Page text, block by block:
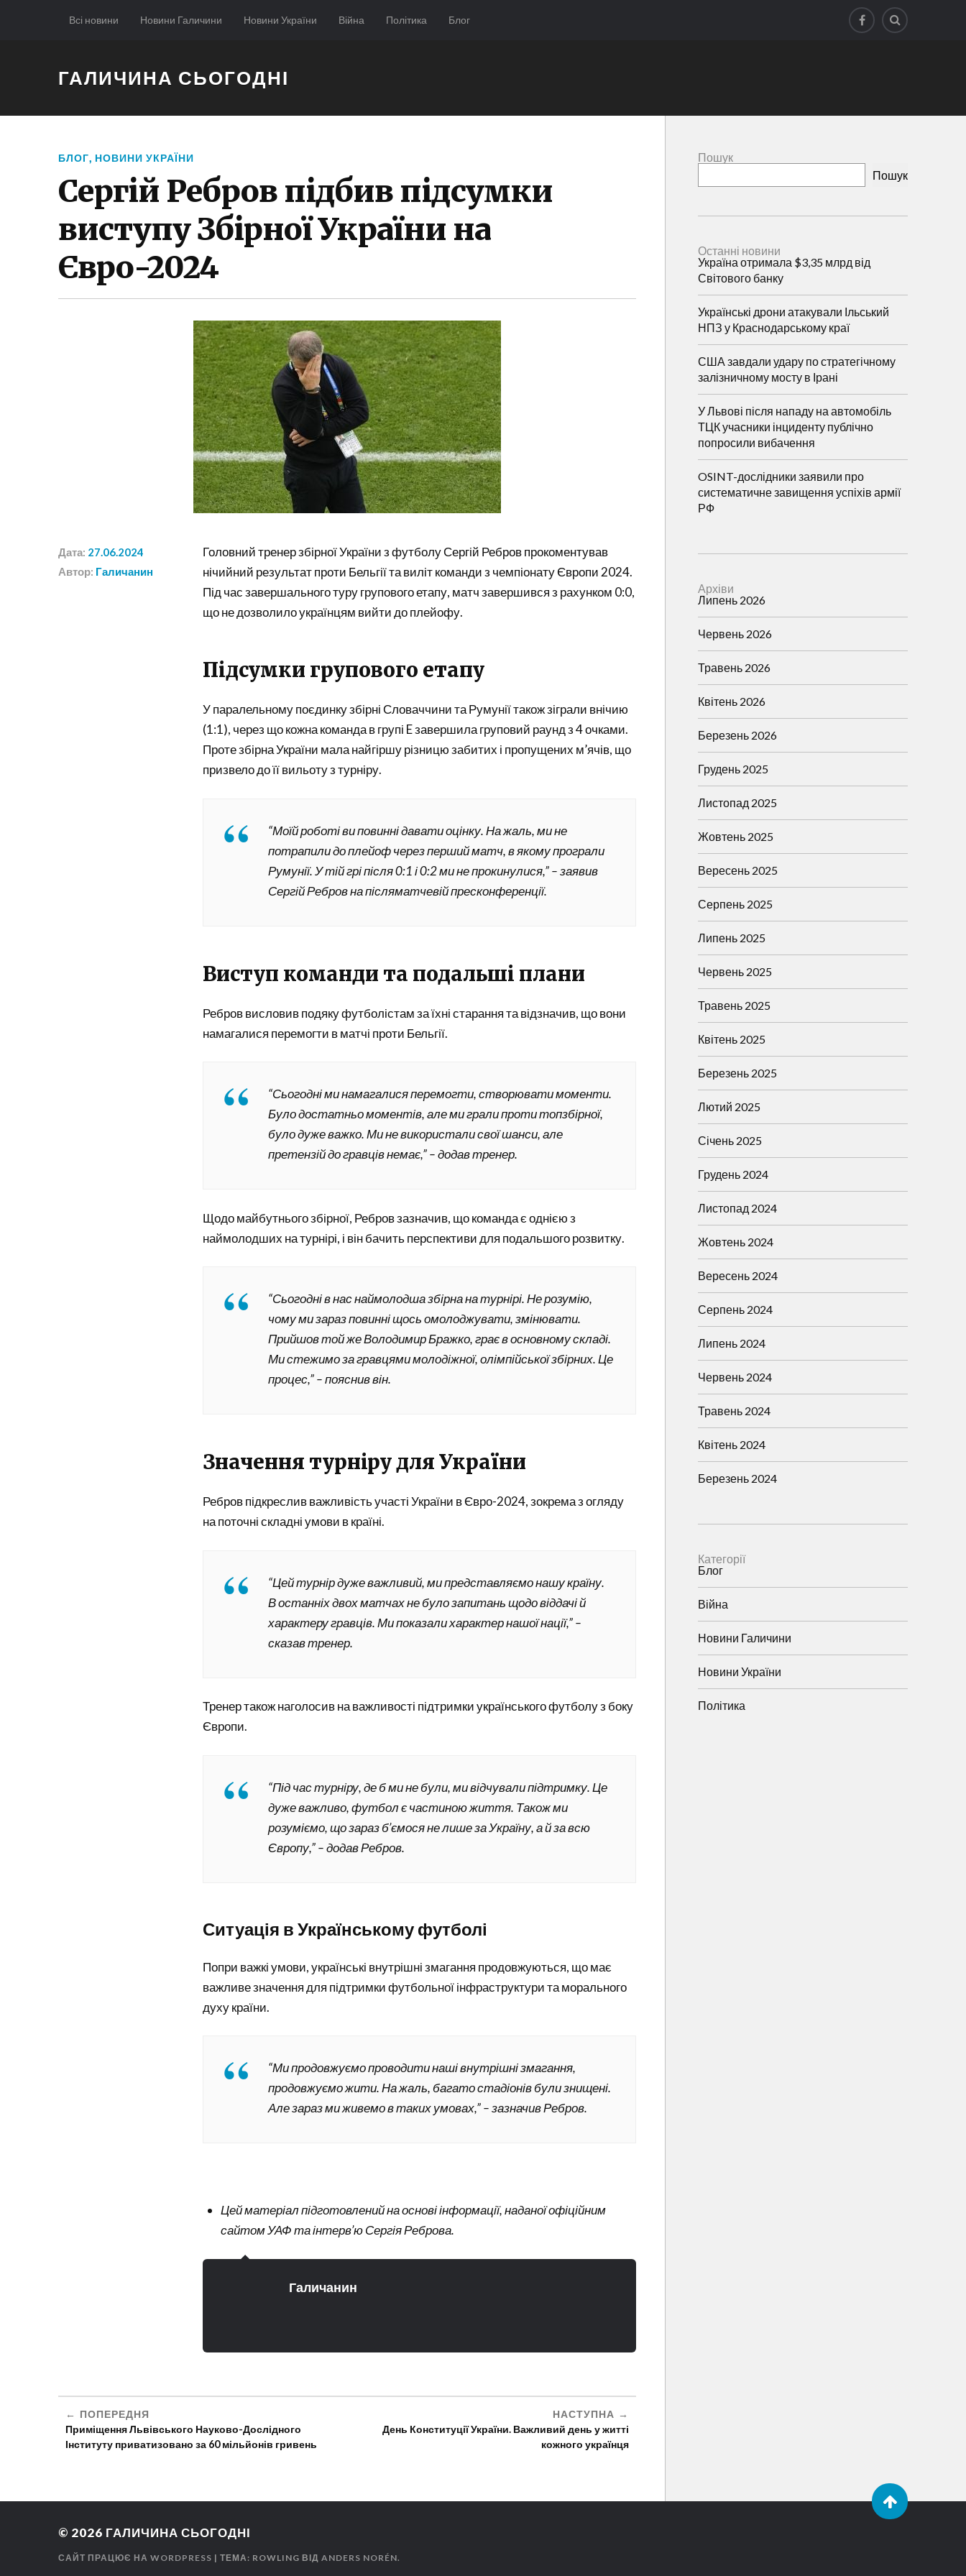
Всі новини Новини Галичини Новини України Війна Політика Блог
ГАЛИЧИНА СЬОГОДНІ
БЛОГ, НОВИНИ УКРАЇНИ
Сергій Ребров підбив підсумки
виступу Збірної України на
Євро-2024
Дата: 27.06.2024
Автор: Галичанин
Головний тренер збірної України з футболу Сергій Ребров прокоментував
нічийний результат проти Бельгії та виліт команди з чемпіонату Європи 2024.
Під час завершального туру групового етапу, матч завершився з рахунком 0:0,
що не дозволило українцям вийти до плейофу.
Підсумки групового етапу
У паралельному поєдинку збірні Словаччини та Румунії також зіграли внічию
(1:1), через що кожна команда в групі E завершила груповий раунд з 4 очками.
Проте збірна України мала найгіршу різницю забитих і пропущених м’ячів, що
призвело до її вильоту з турніру.
“Моїй роботі ви повинні давати оцінку. На жаль, ми не
потрапили до плейоф через перший матч, в якому програли
Румунії. У тій грі після 0:1 і 0:2 ми не прокинулися,” – заявив
Сергій Ребров на післяматчевій пресконференції.
Виступ команди та подальші плани
Ребров висловив подяку футболістам за їхні старання та відзначив, що вони
намагалися перемогти в матчі проти Бельгії.
“Сьогодні ми намагалися перемогти, створювати моменти.
Було достатньо моментів, але ми грали проти топзбірної,
було дуже важко. Ми не використали свої шанси, але
претензій до гравців немає,” – додав тренер.
Щодо майбутнього збірної, Ребров зазначив, що команда є однією з
наймолодших на турнірі, і він бачить перспективи для подальшого розвитку.
“Сьогодні в нас наймолодша збірна на турнірі. Не розумію,
чому ми зараз повинні щось омолоджувати, змінювати.
Прийшов той же Володимир Бражко, грає в основному складі.
Ми стежимо за гравцями молодіжної, олімпійської збірних. Це
процес,” – пояснив він.
Значення турніру для України
Ребров підкреслив важливість участі України в Євро-2024, зокрема з огляду
на поточні складні умови в країні.
“Цей турнір дуже важливий, ми представляємо нашу країну.
В останніх двох матчах не було запитань щодо віддачі й
характеру гравців. Ми показали характер нашої нації,” –
сказав тренер.
Тренер також наголосив на важливості підтримки українського футболу з боку
Європи.
“Під час турніру, де б ми не були, ми відчували підтримку. Це
дуже важливо, футбол є частиною життя. Також ми
розуміємо, що зараз б’ємося не лише за Україну, а й за всю
Європу,” – додав Ребров.
Ситуація в Українському футболі
Попри важкі умови, українські внутрішні змагання продовжуються, що має
важливе значення для підтримки футбольної інфраструктури та морального
духу країни.
“Ми продовжуємо проводити наші внутрішні змагання,
продовжуємо жити. На жаль, багато стадіонів були знищені.
Але зараз ми живемо в таких умовах,” – зазначив Ребров.
Цей матеріал підготовлений на основі інформації, наданої офіційним
сайтом УАФ та інтерв’ю Сергія Реброва.
Галичанин
ПОПЕРЕДНЯ
Приміщення Львівського Науково-Дослідного
Інституту приватизовано за 60 мільйонів гривень
НАСТУПНА
День Конституції України. Важливий день у житті
кожного українця
Пошук
Пошук
Останні новини
Україна отримала $3,35 млрд від
Світового банку
Українські дрони атакували Ільський
НПЗ у Краснодарському краї
США завдали удару по стратегічному
залізничному мосту в Ірані
У Львові після нападу на автомобіль
ТЦК учасники інциденту публічно
попросили вибачення
OSINT-дослідники заявили про
систематичне завищення успіхів армії
РФ
Архіви
Липень 2026
Червень 2026
Травень 2026
Квітень 2026
Березень 2026
Грудень 2025
Листопад 2025
Жовтень 2025
Вересень 2025
Серпень 2025
Липень 2025
Червень 2025
Травень 2025
Квітень 2025
Березень 2025
Лютий 2025
Січень 2025
Грудень 2024
Листопад 2024
Жовтень 2024
Вересень 2024
Серпень 2024
Липень 2024
Червень 2024
Травень 2024
Квітень 2024
Березень 2024
Категорії
Блог
Війна
Новини Галичини
Новини України
Політика
© 2026 ГАЛИЧИНА СЬОГОДНІ
САЙТ ПРАЦЮЄ НА WORDPRESS | ТЕМА: ROWLING ВІД ANDERS NORÉN.